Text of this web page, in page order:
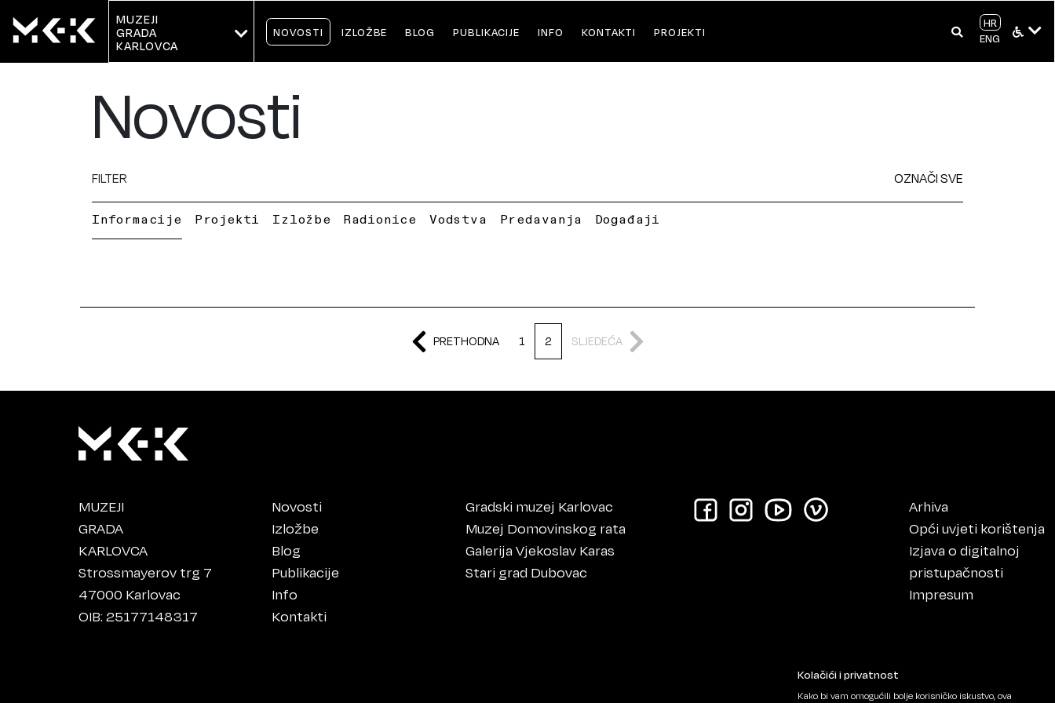
MUZEJI
GRADA
KARLOVCA
NOVOSTI IZLOŽBE BLOG PUBLIKACIJE INFO KONTAKTI PROJEKTI
HR
ENG
Novosti
FILTER OZNAČI SVE
Informacije Projekti Izložbe Radionice Vodstva Predavanja Događaji
PRETHODNA 1 2 SLJEDEĆA
MUZEJI
GRADA
KARLOVCA
Strossmayerov trg 7
47000 Karlovac
OIB: 25177148317
Novosti
Izložbe
Blog
Publikacije
Info
Kontakti
Gradski muzej Karlovac
Muzej Domovinskog rata
Galerija Vjekoslav Karas
Stari grad Dubovac
Arhiva
Opći uvjeti korištenja
Izjava o digitalnoj
pristupačnosti
Impresum
Kolačići i privatnost
Kako bi vam omogućili bolje korisničko iskustvo, ova